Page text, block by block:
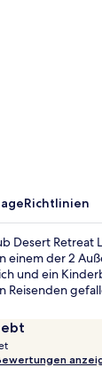
Richtlinien
Desert
einem der 2
und ein
Reisenden
o